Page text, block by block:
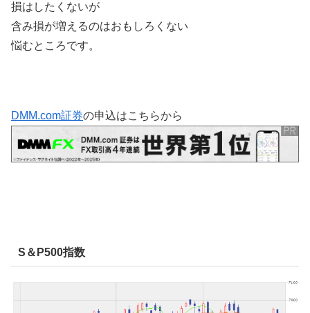
損はしたくないが
含み損が増えるのはおもしろくない
悩むところです。
DMM.com証券の申込はこちらから
S＆P500指数